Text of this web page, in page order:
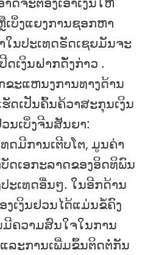
ບິ່ງແຍງການຊອກຫາ
ໃນປະເທດຣັດເຊຍມັນຈະ
ດເງິນຝາກດັ່ງກ່າວ .
ະແຫນງການທາງດ້ານ
ຮັດເປັນຄົ້ນຄ້ວາສະກຸນເງິນ
ນເບິ່ງຈີນສັນຍາ:
ດມີການເຕີບໂຕ, ມູນຄ່າ
ດເອກະລາດຂອງອິດທິພົນ
ະເທດອື່ນໆ. ໃນອີກດ້ານ
ງເງິນຢວນໄດ້ແມ່ນຂໍ້ຄົງ
ຄວາມສົນໃຈໃນການ
ລະການເພີ່ມຂຶ້ນຕິດຕໍ່ກັນ